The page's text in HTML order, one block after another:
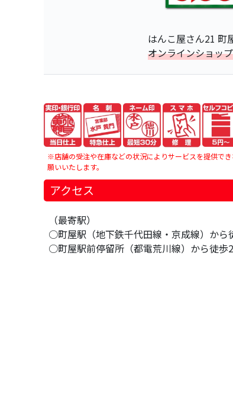
はんこ屋さん21 町
オンラインショッ
※店舗の受注や在庫などの状況によりサービスを提供で
願いいたします。
アクセス
（最寄駅）
○町屋駅（地下鉄千代田線・京成線）から
○町屋駅前停留所（都電荒川線）から徒歩